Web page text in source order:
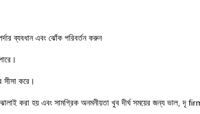
ব্যবধান এবং ঝোঁক পরিবর্তন করুন
সীসা করে।
ঝালাই করা হয় এবং সামগ্রিক অনমনীয়তা খুব দীর্ঘ সময়ের জন্য ভাল, দৃ